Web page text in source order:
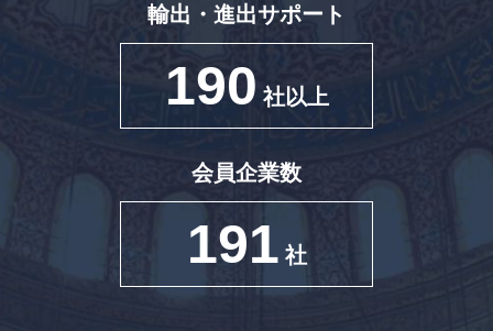
輸出・進出サポート
190 社以上
会員企業数
191 社